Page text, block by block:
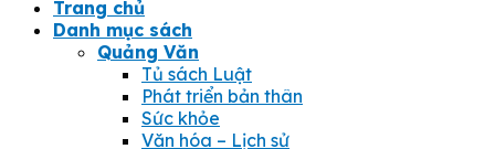
Trang chủ
Danh mục sách
Quảng Văn
Tủ sách Luật
Phát triển bản thân
Sức khỏe
Văn hóa – Lịch sử